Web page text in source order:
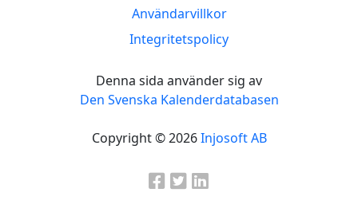
Användarvillkor
Integritetspolicy
Denna sida använder sig av
Den Svenska Kalenderdatabasen
Copyright © 2026Injosoft AB